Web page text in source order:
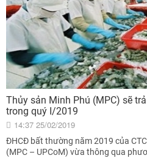
Thủy sản Minh Phú (MPC) sẽ
trong quý I/2019
14:37 25/02/2019
ĐHCĐ bất thường năm 2019 của
(MPC – UPCoM) vừa thông qua